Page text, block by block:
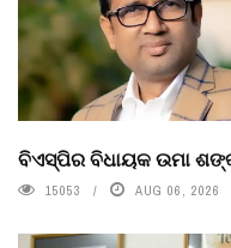
ବିଏସ୍‌ପିର ବିଧାୟକ ଉମା
15053 AUG 06, 2026